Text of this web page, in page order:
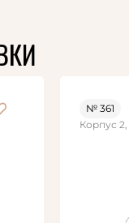
№ 361
Корпус